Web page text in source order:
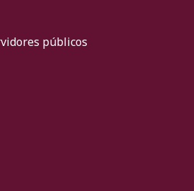
públicos